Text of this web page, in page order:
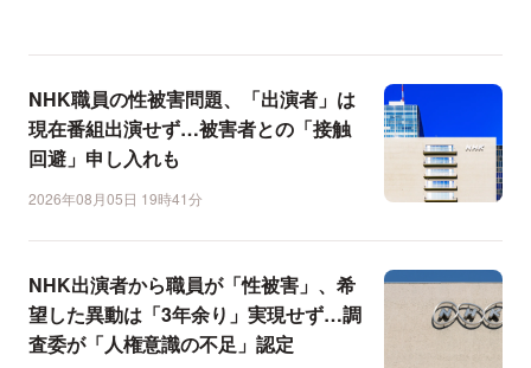
NHK職員の性被害問題、「出演者」は
現在番組出演せず…被害者との「接触
回避」申し入れも
2026年08月05日 19時41分
NHK出演者から職員が「性被害」、希
望した異動は「3年余り」実現せず…調
査委が「人権意識の不足」認定